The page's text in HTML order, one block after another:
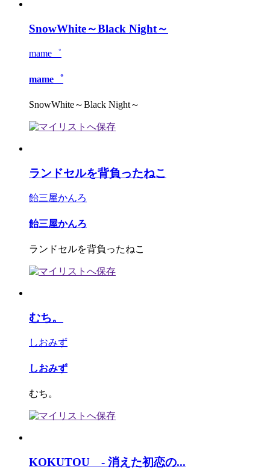
SnowWhite～Black Night～
mame゜
mame゜
SnowWhite～Black Night～
ランドセルを背負ったねこ
飴三屋かんろ
飴三屋かんろ
ランドセルを背負ったねこ
むち。
しおみず
しおみず
むち。
KOKUTOU - 消えた初恋の...